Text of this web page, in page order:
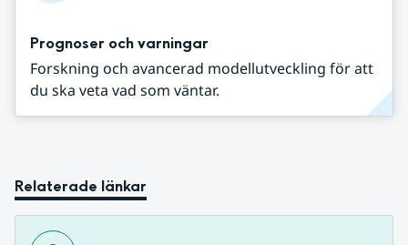
Prognoser och varningar
Forskning och avancerad modellutveckling för att
du ska veta vad som väntar.
Relaterade länkar